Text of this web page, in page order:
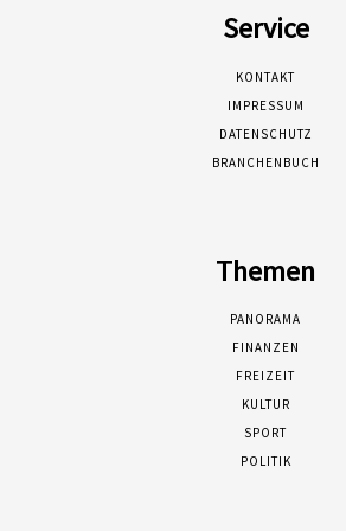
Service
KONTAKT
IMPRESSUM
DATENSCHUTZ
BRANCHENBUCH
Themen
PANORAMA
FINANZEN
FREIZEIT
KULTUR
SPORT
POLITIK